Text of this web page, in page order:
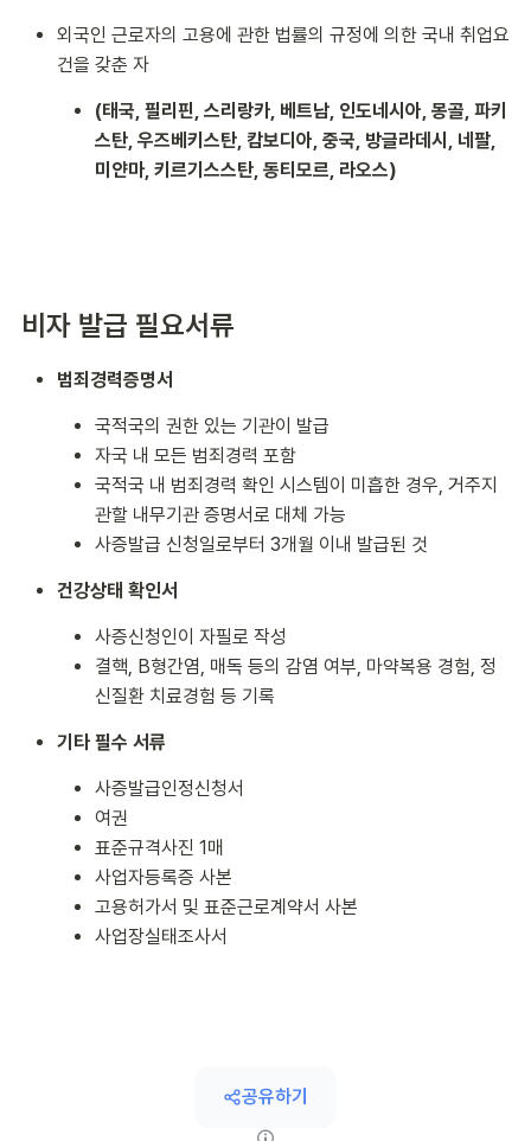
외국인 근로자의 고용에 관한 법률의 규정에 의한 국내 취업요
건을 갖춘 자
(태국, 필리핀, 스리랑카, 베트남, 인도네시아, 몽골, 파키
스탄, 우즈베키스탄, 캄보디아, 중국, 방글라데시, 네팔,
미얀마, 키르기스스탄, 동티모르, 라오스)
비자 발급 필요서류
범죄경력증명서
국적국의 권한 있는 기관이 발급
자국 내 모든 범죄경력 포함
국적국 내 범죄경력 확인 시스템이 미흡한 경우, 거주지
관할 내무기관 증명서로 대체 가능
사증발급 신청일로부터 3개월 이내 발급된 것
건강상태 확인서
사증신청인이 자필로 작성
결핵, B형간염, 매독 등의 감염 여부, 마약복용 경험, 정
신질환 치료경험 등 기록
기타 필수 서류
사증발급인정신청서
여권
표준규격사진 1매
사업자등록증 사본
고용허가서 및 표준근로계약서 사본
사업장실태조사서
공유하기